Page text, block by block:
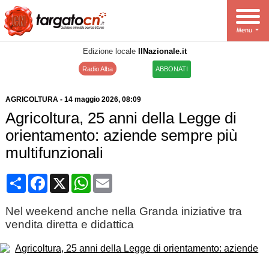
Edizione locale IlNazionale.it
Radio Alba ABBONATI
AGRICOLTURA- 14 maggio 2026, 08:09
Agricoltura, 25 anni della Legge di
orientamento: aziende sempre più
multifunzionali
CondividiFacebook
X WhatsApp
Email
Nel weekend anche nella Granda iniziative tra
vendita diretta e didattica